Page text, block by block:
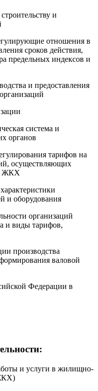
и
отношения в
сроков действия,
предельных индексов и
и предоставления
система и
органов
тарифов на
осуществляющих
ЖКХ
и оборудования
организаций
и виды тарифов,
производства
валовой
Федерации в
и услуги в жилищно-